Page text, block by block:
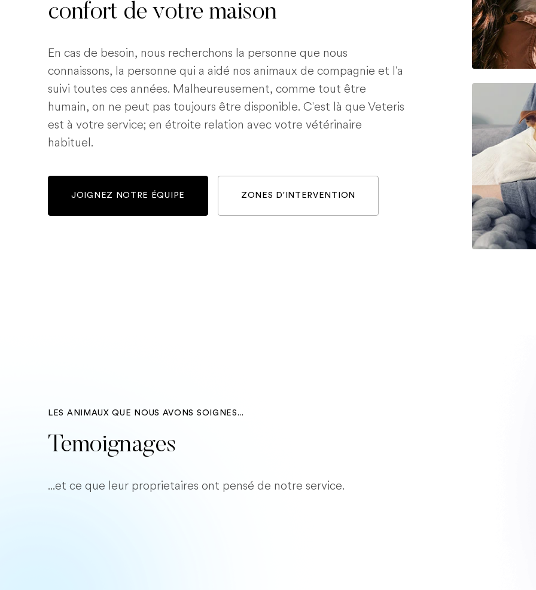
confort de votre maison
En cas de besoin, nous recherchons la personne que nous
connaissons, la personne qui a aidé nos animaux de compagnie et l'a
suivi toutes ces années. Malheureusement, comme tout être
humain, on ne peut pas toujours être disponible. C'est là que Veteris
est à votre service; en étroite relation avec votre vétérinaire
habituel.
JOIGNEZ NOTRE ÉQUIPE ZONES D'INTERVENTION
LES ANIMAUX QUE NOUS AVONS SOIGNES...
Temoignages
...et ce que leur proprietaires ont pensé de notre service.